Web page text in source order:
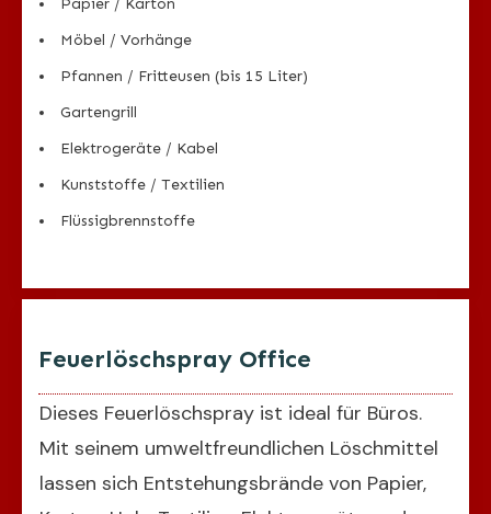
Möbel / Vorhänge
Pfannen / Fritteusen (bis 15 Liter)
Gartengrill
Elektrogeräte / Kabel
Kunststoffe / Textilien
Flüssigbrennstoffe
Feuerlöschspray Office
Dieses Feuerlöschspray ist ideal für Büros.
Mit seinem umweltfreundlichen Löschmittel
lassen sich Entstehungsbrände von Papier,